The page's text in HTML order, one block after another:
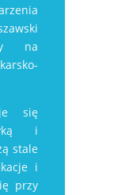
na
się
i
stale
i
przy